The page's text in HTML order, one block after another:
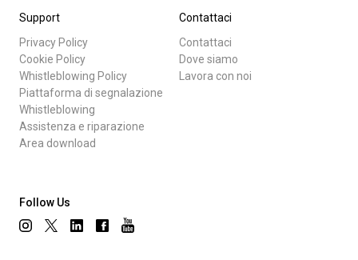
Support
Privacy Policy
Cookie Policy
Whistleblowing Policy
Piattaforma di segnalazione
Whistleblowing
Assistenza e riparazione
Area download
Contattaci
Contattaci
Dove siamo
Lavora con noi
Follow Us